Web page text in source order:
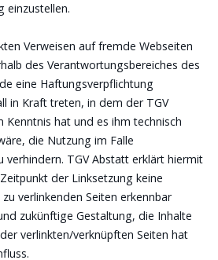
einzustellen.
Verweisen auf fremde Webseiten
des Verantwortungsbereiches des
eine Haftungsverpflichtung
in Kraft treten, in dem der TGV
Kenntnis hat und es ihm technisch
die Nutzung im Falle
verhindern. TGV Abstatt erklärt hiermit
der Linksetzung keine
verlinkenden Seiten erkennbar
zukünftige Gestaltung, die Inhalte
verlinkten/verknüpften Seiten hat